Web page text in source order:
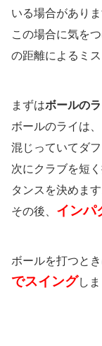
いる場合がありま
この場合に気を
の距離によるミス
まずはボールの
ボールのライは
混じっていてダ
次にクラブを短
タンスを決めます
その後、 インパ
ボールを打つと
でスイングしま